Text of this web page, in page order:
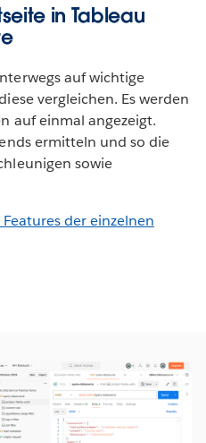
in Tableau
auf wichtige
vergleichen. Es werden
auf einmal angezeigt.
ermitteln und so die
sowie
der einzelnen